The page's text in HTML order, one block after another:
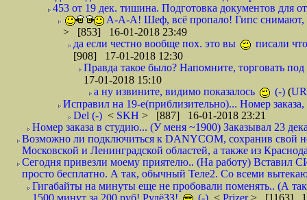
453 от 19 дек. тишина. Подготовка документов для
А-А-А! Шеф, всё пропало! Гипс снимают,
> [853] 16-01-2018 23:49
да если честно вообще пох. это вы
писали
[908] 17-01-2018 12:30
Правда такое было? Напомните, торговать
17-01-2018 15:10
а ну извините, видимо показалось
(-) (
Исправил на 19-е(приблизительно)... Номер
Del (-) < SKH > [887] 16-01-2018 23:21
Номер заказа в студию... (У меня ~1900) Заказывал 23
Возможно ли подключиться к DANYCOM, сохранив свой
Московской и Ленинградской областей, а также из
Сегодня привезли моему приятелю.. (На работу) Вставил
просто бесплатно. А так, обычный Теле2. Со всеми
Гигабайты на минуты еще не пробовали поменять.. (А
1500 минут за 200 руб! РулёЗЗ!
(-) < Prizer> [1163]